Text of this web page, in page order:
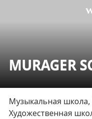
MURAGER
Музыкальная школа,
Художественная